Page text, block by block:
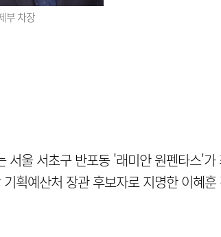
부 차장
서울 서초구 반포동 '래미안 원펜타스'가
획예산처 장관 후보자로 지명한 이혜훈